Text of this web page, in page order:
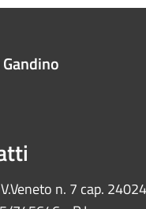
n. 7 cap. 24024